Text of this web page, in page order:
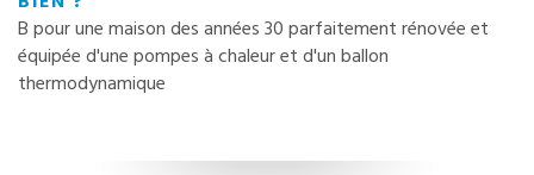
B pour une maison des années 30 parfaitement rénovée et
équipée d'une pompes à chaleur et d'un ballon
thermodynamique